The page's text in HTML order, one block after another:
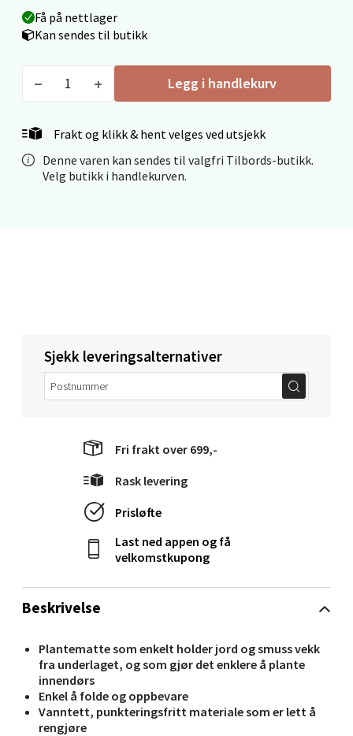
Få på nettlager
Kan sendes til butikk
Legg i handlekurv
Frakt og klikk & hent velges ved utsjekk
Denne varen kan sendes til valgfri Tilbords-butikk.
Velg butikk i handlekurven.
Beskrivelse
Plantematte som enkelt holder jord og smuss vekk
fra underlaget, og som gjør det enklere å plante
innendørs
Enkel å folde og oppbevare
Vanntett, punkteringsfritt materiale som er lett å
rengjøre
Sjekk leveringsalternativer
Fri frakt over 699,-
Rask levering
Prisløfte
Last ned appen og få
velkomstkupong
Mo i Rana - Thon Senter Mo i Rana
Fridtjof Nansensgate 22, 8622 Mo i Rana
Åpent i dag 09-19
Velg
Molde - Moldetorget
Torget 1, 6413 Molde
0 i butikk
Narvik - Thon Senter Malmporten
Bolagsgata 1, 8514 Narvik
Åpent i dag 10-20
0 i butikk